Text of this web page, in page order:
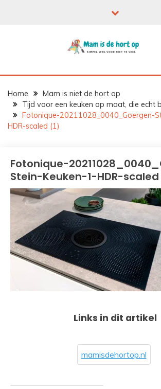
Home
Mam is niet de hort op
Tijd voor een keuken op maat, die echt
Fotonique-20211028_0040_Goergen-
HDR-scaled (1)
Fotonique-
Stein-Keuken-1-HDR-scaled
Links in dit artikel
mamisdehortop.nl